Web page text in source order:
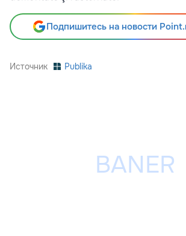
Подпишитесь на новости
Источник Publika